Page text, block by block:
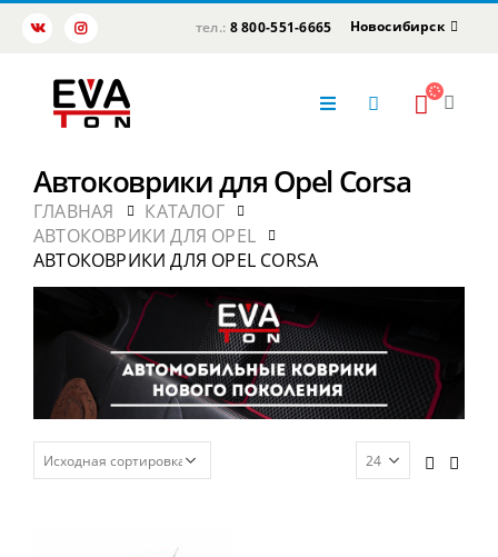
тел.: 8 800-551-6665 Новосибирск
Автоковрики для Opel Corsa
ГЛАВНАЯ
КАТАЛОГ
АВТОКОВРИКИ ДЛЯ OPEL
АВТОКОВРИКИ ДЛЯ OPEL CORSA